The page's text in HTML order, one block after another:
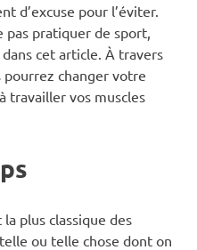
d’excuse pour l’éviter.
pas pratiquer de sport,
cet article. À travers
pourrez changer votre
travailler vos muscles
la plus classique des
ou telle chose dont on